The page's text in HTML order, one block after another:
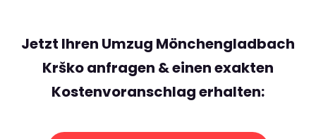
Jetzt Ihren Umzug Mönchengladbach
Krško anfragen & einen exakten
Kostenvoranschlag erhalten: